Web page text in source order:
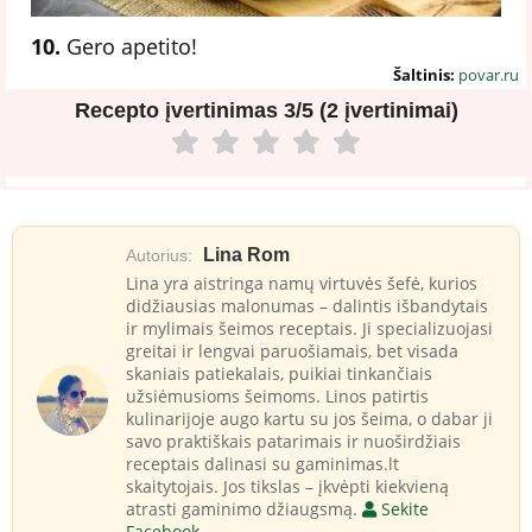
10. Gero apetito!
Šaltinis: povar.ru
Recepto įvertinimas 3/5 (2 įvertinimai)
Autorius: Lina Rom
Lina yra aistringa namų virtuvės šefė, kurios
didžiausias malonumas – dalintis išbandytais
ir mylimais šeimos receptais. Ji specializuojasi
greitai ir lengvai paruošiamais, bet visada
skaniais patiekalais, puikiai tinkančiais
užsiėmusioms šeimoms. Linos patirtis
kulinarijoje augo kartu su jos šeima, o dabar ji
savo praktiškais patarimais ir nuoširdžiais
receptais dalinasi su gaminimas.lt
skaitytojais. Jos tikslas – įkvėpti kiekvieną
atrasti gaminimo džiaugsmą.
Sekite